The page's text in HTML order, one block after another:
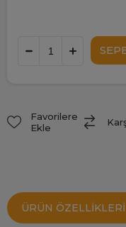
Favorilere
Ekle
ÜRÜN ÖZELLIKLERI